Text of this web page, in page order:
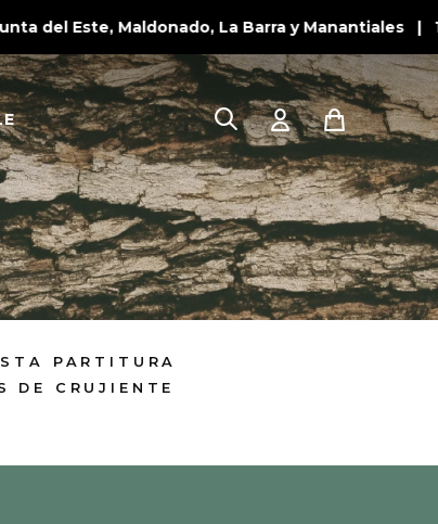
Maldonado, La Barra y Manantiales
PARTITURA
DE CRUJIENTE